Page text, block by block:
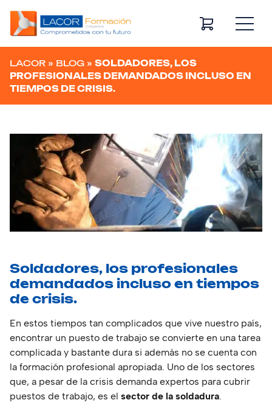
Navegación principal
LACOR » BLOG » SOLDADORES, LOS
PROFESIONALES DEMANDADOS INCLUSO EN
TIEMPOS DE CRISIS.
Soldadores, los profesionales
demandados incluso en tiempos
de crisis.
En estos tiempos tan complicados que vive nuestro país,
encontrar un puesto de trabajo se convierte en una tarea
complicada y bastante dura si además no se cuenta con
la formación profesional apropiada. Uno de los sectores
que, a pesar de la crisis demanda expertos para cubrir
puestos de trabajo, es el sector de la soldadura.